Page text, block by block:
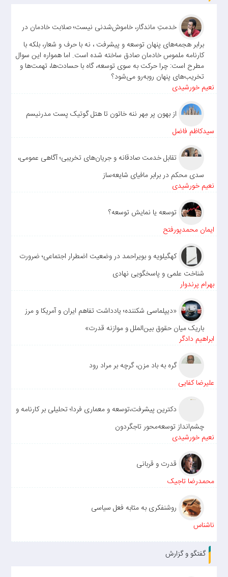
خدمتِ ماندگار، خاموش‌شدنی نیست؛ صلابت خادمان در
برابر هجمه‌های پنهان توسعه و پیشرفت ، نه با حرف و شعار، بلکه با
کارنامه ملموس خادمان صادق ساخته شده است. اما همواره این سوال
مطرح است: چرا حرکت به سوی توسعه، گاه با حسادت‌ها، تهمت‌ها و
تخریب‌های پنهان روبه‌رو می‌شود؟
نعیم خورشیدی
از بهون پر مِهر ننه خاتون تا هتل گوتیک پست مدرنیسم
سیدکاظم فاضل
تقابل خدمت صادقانه و جریان‌های تخریبی؛ آگاهی عمومی،
سدی محکم در برابر مافیای شایعه‌ساز
نعیم خورشیدی
توسعه یا نمایش توسعه؟
ایمان محمدپورفتح
کهگیلویه و بویراحمد در وضعیت اضطرار اجتماعی؛ ضرورت
شناخت علمی و پاسخگویی نهادی
بهرام پرندوار
«دیپلماسی شکننده؛ یادداشت تفاهم ایران و آمریکا و مرز
باریک میان حقوق بین‌الملل و موازنه قدرت»
ابراهیم دادگر
گره به باد مزن، گرچه بر مراد رود
علیرضا کفایی
دکترین پیشرفت،توسعه و معماری فردا؛ تحلیلی بر کارنامه و
چشم‌انداز توسعه‌محور تاجگردون
نعیم خورشیدی
قدرت و قربانی
محمدرضا تاجیک
روشنفکری به مثابه فعل سیاسی
ناشناس
گفتگو و گزارش